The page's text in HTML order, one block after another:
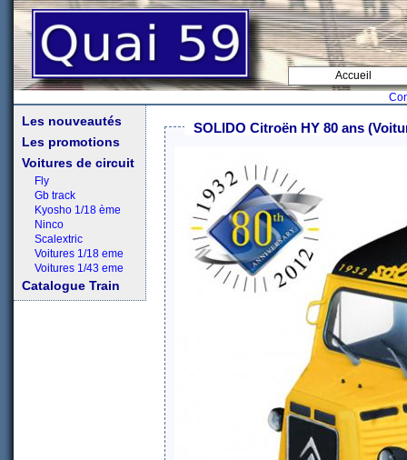
Accueil
Les nouveautés
Les promotions
Voitures de circuit
Fly
Gb track
Kyosho 1/18 ème
Ninco
Scalextric
Voitures 1/18 eme
Voitures 1/43 eme
Catalogue Train
SOLIDO Citroën HY 80 ans